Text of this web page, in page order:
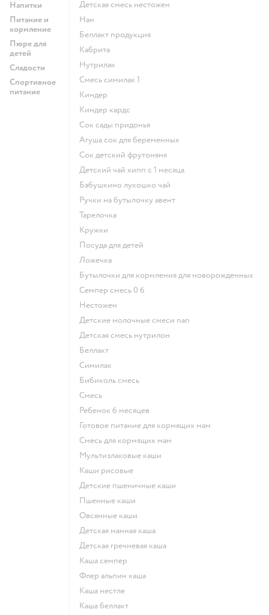
Напитки
Питание и
кормление
Пюре для
детей
Сладости
Спортивное
питание
детская смесь нестожен
нан
беллакт продукция
кабрита
нутрилак
смесь симилак 1
киндер
киндер кардс
сок сады придонья
агуша сок для беременных
сок детский фрутоняня
детский чай хипп с 1 месяца
бабушкино лукошко чай
ручки на бутылочку авент
тарелочка
кружки
посуда для детей
ложечка
бутылочки для кормления для новорожденных
семпер смесь 0 6
нестожен
Детские молочные смеси nan
детская смесь нутрилон
беллакт
симилак
бибиколь смесь
смесь
ребенок 6 месяцев
готовое питание для кормящих мам
смесь для кормящих мам
Мультизлаковые каши
Каши рисовые
Детские пшеничные каши
Пшенные каши
овсянные каши
детская манная каша
детская гречневая каша
каша семпер
флер альпин каша
каша нестле
каша беллакт